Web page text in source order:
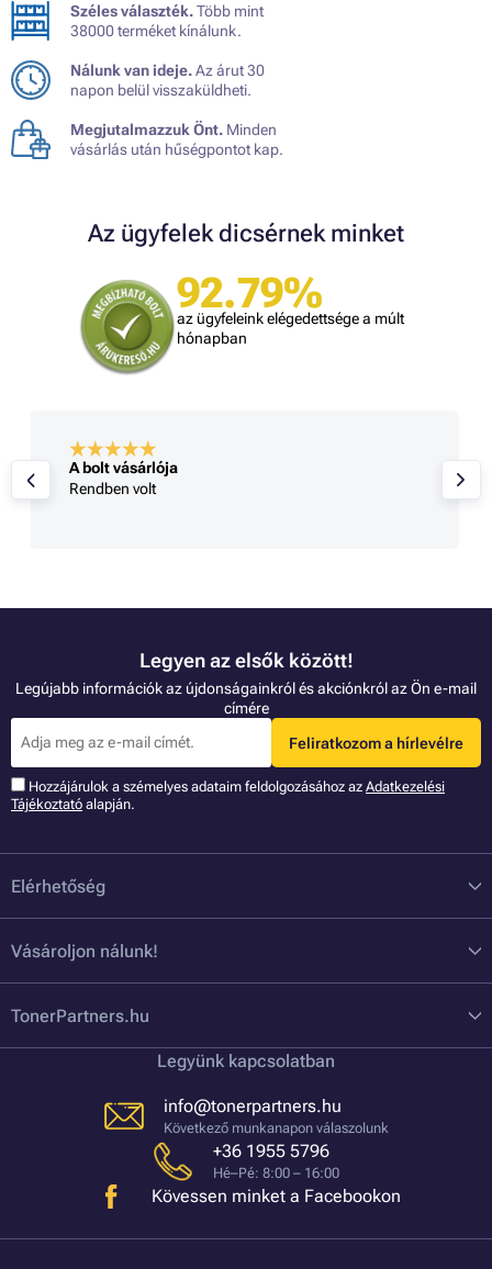
Széles választék.Több mint
38000 terméket kínálunk.
Nálunk van ideje.Az árut 30
napon belül visszaküldheti.
Megjutalmazzuk Önt. Minden
vásárlás után hűségpontot kap.
Az ügyfelek dicsérnek minket
92.79%
az ügyfeleink elégedettsége a múlt
hónapban
A bolt vásárlója
Rendben volt
Legyen az elsők között!
Legújabb információk az újdonságainkról és akciónkról az Ön e-mail
címére
Feliratkozom a hírlevélre
Hozzájárulok a szémelyes adataim feldolgozásához az Adatkezelési
Tájékoztató alapján.
Elérhetőség
Vásároljon nálunk!
TonerPartners.hu
Legyünk kapcsolatban
info@tonerpartners.hu
Következő munkanapon válaszolunk
+36 1955 5796
Hé–Pé: 8:00 – 16:00
Kövessen minket a Facebookon